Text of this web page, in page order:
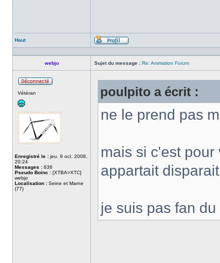
Haut
Profil
webjo Sujet du message : Re: Animation Forum
Vétéran
Enregistré le : jeu. 9 oct. 2008,
20:24
Messages : 636
Pseudo Boinc : [XTBA>XTC]
webjo
Localisation : Seine et Marne
(77)
poulpito a écrit :
ne le prend pas
mais si c'est
appartait
je suis pas fan du